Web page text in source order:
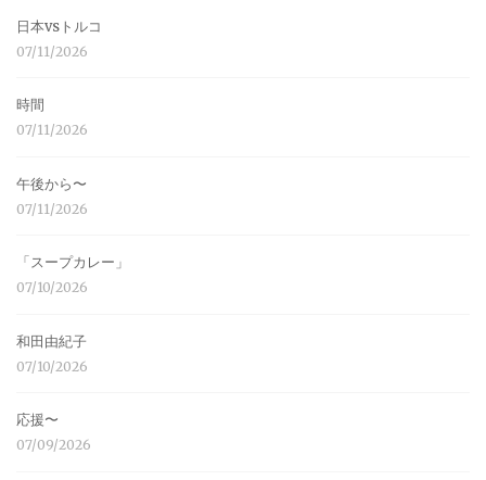
日本vsトルコ
07/11/2026
時間
07/11/2026
午後から〜
07/11/2026
「スープカレー」
07/10/2026
和田由紀子
07/10/2026
応援〜
07/09/2026